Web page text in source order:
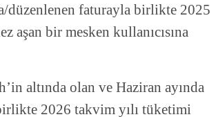
düzenlenen faturayla birlikte 2025
bir mesken kullanıcısına
altında olan ve Haziran ayında
2026 takvim yılı tüketimi